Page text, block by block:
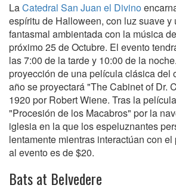
LaCatedral San Juan el Divino
espíritu de Halloween, con luz suave y
fantasmal ambientada con la música
próximo 25 de Octubre. El evento
las 7:00 de la tarde y 10:00 de la
proyección de una película clásica del
año se proyectará "The Cabinet of Dr.
1920 por Robert Wiene. Tras la
"Procesión de los Macabros" por la
iglesia en la que los espeluznantes
lentamente mientras interactúan con
al evento es de $20.
Bats at Belvedere